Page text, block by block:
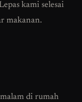
kami selesai
makanan.
di rumah